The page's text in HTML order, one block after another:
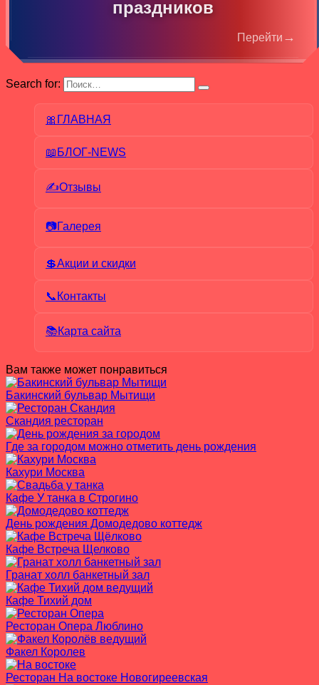
праздников
Перейти →
Search for:
🎀ГЛАВНАЯ
📖БЛОГ-NEWS
✍Отзывы
📷Галерея
💲Акции и скидки
📞Контакты
📚Карта сайта
Вам также может понравиться
Бакинский бульвар Мытищи
Скандия ресторан
Где за городом можно отметить день рождения
Кахури Москва
Кафе У танка в Строгино
День рождения Домодедово коттедж
Кафе Встреча Щелково
Гранат холл банкетный зал
Кафе Тихий дом
Ресторан Опера Люблино
Факел Королев
Ресторан На востоке Новогиреевская